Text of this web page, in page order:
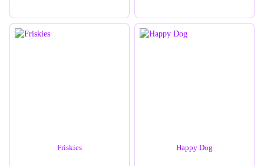
Friskies Happy Dog